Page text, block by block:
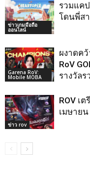
ข่าวเกมมือถือ
ออนไลน์
รวมแค
โดนพี่สา
Garena RoV:
Mobile MOBA
ผงาดค
RoV
รางวัล
ข่าว rov
ROV เ
เมษาย